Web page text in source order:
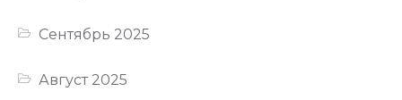
Сентябрь 2025
Август 2025